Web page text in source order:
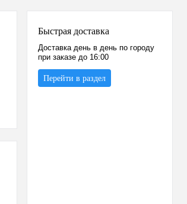
Быстрая доставка
Доставка день в день по городу
при заказе до 16:00
Перейти в раздел